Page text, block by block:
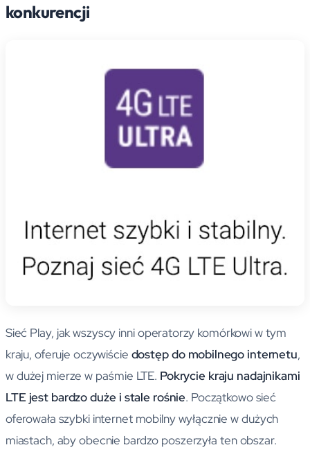
konkurencji
Sieć Play, jak wszyscy inni operatorzy komórkowi w tym
kraju, oferuje oczywiście dostęp do mobilnego internetu,
w dużej mierze w paśmie LTE. Pokrycie kraju nadajnikami
LTE jest bardzo duże i stale rośnie. Początkowo sieć
oferowała szybki internet mobilny wyłącznie w dużych
miastach, aby obecnie bardzo poszerzyła ten obszar.